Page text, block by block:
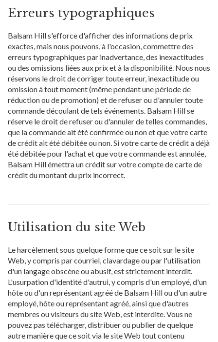
Erreurs typographiques
Balsam Hill s'efforce d'afficher des informations de prix
exactes, mais nous pouvons, à l'occasion, commettre des
erreurs typographiques par inadvertance, des inexactitudes
ou des omissions liées aux prix et à la disponibilité. Nous nous
réservons le droit de corriger toute erreur, inexactitude ou
omission à tout moment (même pendant une période de
réduction ou de promotion) et de refuser ou d'annuler toute
commande découlant de tels événements. Balsam Hill se
réserve le droit de refuser ou d'annuler de telles commandes,
que la commande ait été confirmée ou non et que votre carte
de crédit ait été débitée ou non. Si votre carte de crédit a déjà
été débitée pour l'achat et que votre commande est annulée,
Balsam Hill émettra un crédit sur votre compte de carte de
crédit du montant du prix incorrect.
Utilisation du site Web
Le harcèlement sous quelque forme que ce soit sur le site
Web, y compris par courriel, clavardage ou par l'utilisation
d'un langage obscène ou abusif, est strictement interdit.
L'usurpation d'identité d'autrui, y compris d'un employé, d'un
hôte ou d'un représentant agréé de Balsam Hill ou d'un autre
employé, hôte ou représentant agréé, ainsi que d'autres
membres ou visiteurs du site Web, est interdite. Vous ne
pouvez pas télécharger, distribuer ou publier de quelque
autre manière que ce soit via le site Web tout contenu